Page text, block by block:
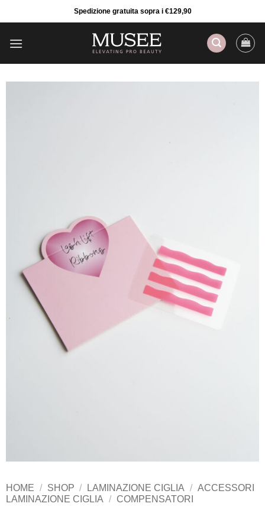
ai
Spedizione gratuita sopra i €129,90
HOME / SHOP / LAMINAZIONE CIGLIA / ACCESSORI
LAMINAZIONE CIGLIA / COMPENSATORI